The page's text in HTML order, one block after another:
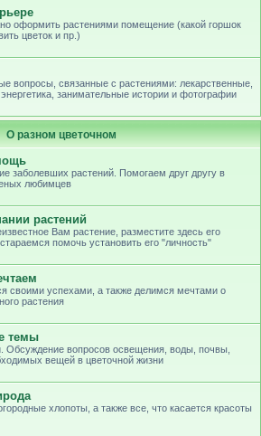
оформить растениями помещение (какой горшок
цветок и пр.)
вопросы, связанные с растениями: лекарственные,
занимательные истории и фотографии
О разном цветочном
заболевших растений. Помогаем друг другу в
любимцев
растений
Вам растение, разместите здесь его
помочь установить его "личность"
своими успехами, а также делимся мечтами о
растения
темы
Обсуждение вопросов освещения, воды, почвы,
вещей в цветочной жизни
хлопоты, а также все, что касается красоты